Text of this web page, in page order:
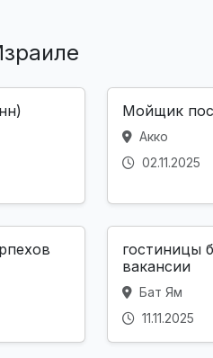
Мойщик
Акко
02.11.2025
гостиницы
вакансии
Бат Ям
11.11.2025